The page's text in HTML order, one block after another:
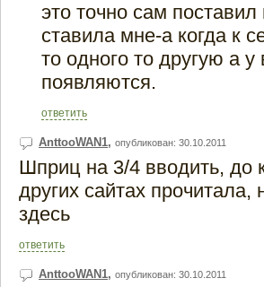
это точно сам
ставила мне-а когда к
то одного то другую а
появляются.
ответить
AnttooWAN1, опубликован: 30.10.2011
Шприц на 3/4 вводить, до
других сайтах прочитала,
здесь
ответить
AnttooWAN1, опубликован: 30.10.2011